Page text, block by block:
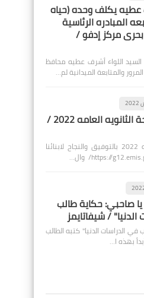
عطيه يكلف وحده (حياه
المبادره الرئاسية
بحرى مركز إدفو /
اللواء أشرف عطيه محافظ
والمتابعة الميدانية لم…
لمعرفة نتيجة الثانويه العامه 2022 /
ل معرفة نتيجة الثانويه العامه 2022 بالتوفيق والنجاح لابنائنا
صاحبي: حكاية طالب
/ شيفاتايمز
الدراسات الدنيا" كتبه الطالب
بهذه ا…